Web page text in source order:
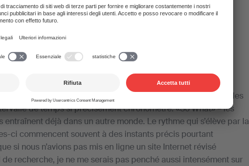
DaUrs Schnell
vitesse à laquelle tourne un disque vinyle – mais il se passe des
de temps si précisément chronométré. «So What» – les
déjà dans un autre monde. Le rythme qui s’élève par la
ci commencent souvent à des instants précis pourtant
si nous n’avions pas mis en ligne un site Internet révisé
recherche, je ne me serais pas penché aussi intensément sur